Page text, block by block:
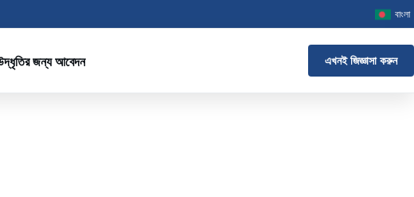
বাংলা
জন্য আবেদন এখনই জিজ্ঞাসা করুন